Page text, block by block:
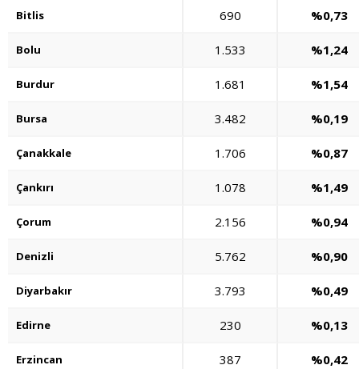
Bitlis 690 %0,73
Bolu 1.533 %1,24
Burdur 1.681 %1,54
Bursa 3.482 %0,19
Çanakkale 1.706 %0,87
Çankırı 1.078 %1,49
Çorum 2.156 %0,94
Denizli 5.762 %0,90
Diyarbakır 3.793 %0,49
Edirne 230 %0,13
Erzincan 387 %0,42